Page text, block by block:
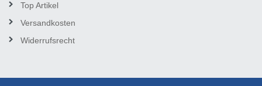
Top Artikel
Versandkosten
Widerrufsrecht